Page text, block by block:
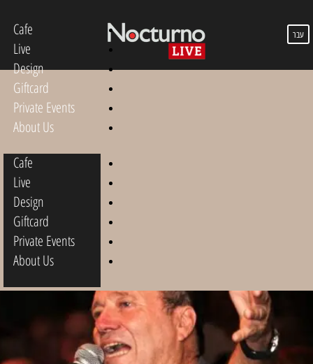
Cafe
Live
Design
Giftcard
Private Events
About Us
Cafe
Live
Design
Giftcard
Private Events
About Us
עבר